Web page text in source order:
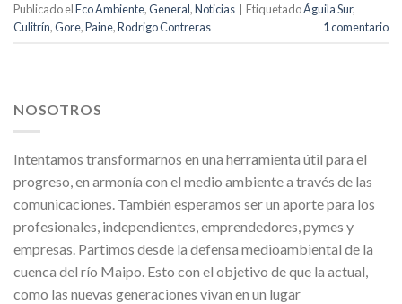
Publicado elEco Ambiente,General,Noticias EtiquetadoÁguila Sur,
Culitrín,Gore,Paine,Rodrigo Contreras 1comentario
NOSOTROS
Intentamos transformarnos en una herramienta útil para el
progreso, en armonía con el medio ambiente a través de las
comunicaciones. También esperamos ser un aporte para los
profesionales, independientes, emprendedores, pymes y
empresas. Partimos desde la defensa medioambiental de la
cuenca del río Maipo. Esto con el objetivo de que la actual,
como las nuevas generaciones vivan en un lugar